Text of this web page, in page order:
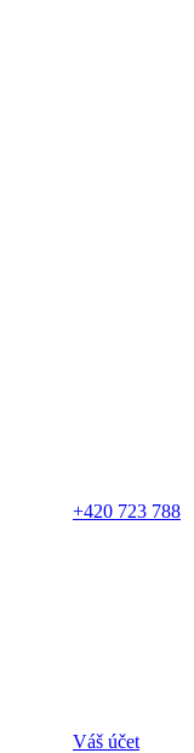
+420 723 788
Váš účet